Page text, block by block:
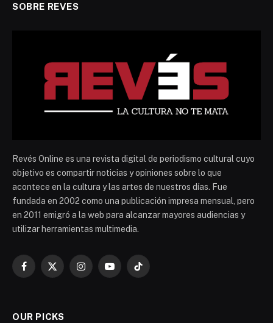
SOBRE REVES
Revés Online es una revista digital de periodismo cultural cuyo
objetivo es compartir noticias y opiniones sobre lo que
acontece en la cultura y las artes de nuestros días. Fue
fundada en 2002 como una publicación impresa mensual, pero
en 2011 emigró a la web para alcanzar mayores audiencias y
utilizar herramientas multimedia.
Facebook
X
InstagramYouTubeTikTok
OUR PICKS